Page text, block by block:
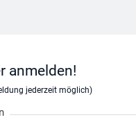
anmelden!
jederzeit möglich)